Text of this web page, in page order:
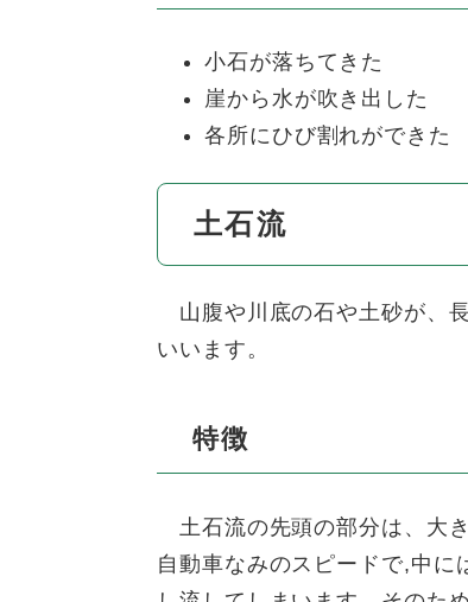
小石が落ちてきた
崖から水が吹き出した
各所にひび割れができた
土石流
山腹や川底の石や土砂が、
いいます。
特徴
土石流の先頭の部分は、大
自動車なみのスピードで,中に